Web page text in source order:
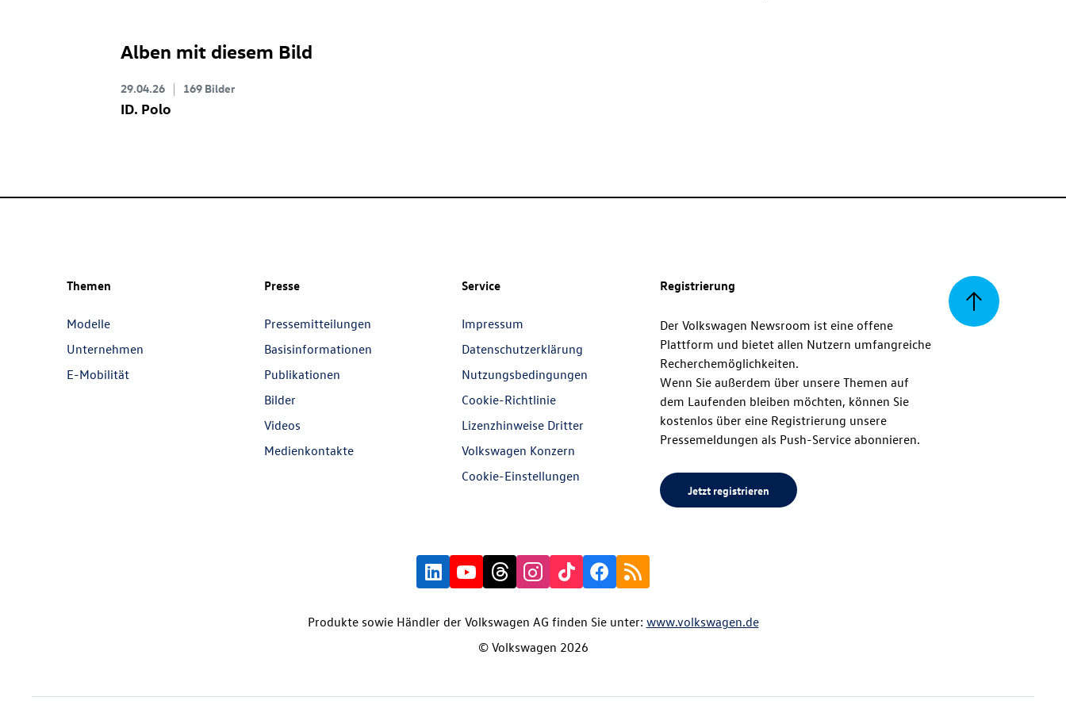
Alben mit diesem Bild
29.04.26 169 Bilder
ID. Polo
Zurück
Themen
Modelle
Unternehmen
E-Mobilität
Presse
Pressemitteilungen
Basisinformationen
Publikationen
Bilder
Videos
Medienkontakte
Service
Impressum
Datenschutzerklärung
Nutzungsbedingungen
Cookie-Richtlinie
Lizenzhinweise Dritter
Volkswagen Konzern
Cookie-Einstellungen
Registrierung
Der Volkswagen Newsroom ist eine offene
Plattform und bietet allen Nutzern umfangreiche
Recherchemöglichkeiten.
Wenn Sie außerdem über unsere Themen auf
dem Laufenden bleiben möchten, können Sie
kostenlos über eine Registrierung unsere
Pressemeldungen als Push-Service abonnieren.
Jetzt registrieren
Produkte sowie Händler der Volkswagen AG finden Sie unter: www.volkswagen.de
© Volkswagen 2026